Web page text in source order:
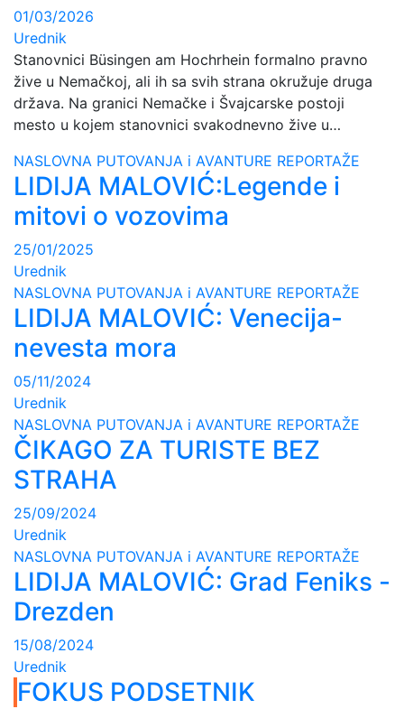
01/03/2026
Urednik
Stanovnici Büsingen am Hochrhein formalno pravno
žive u Nemačkoj, ali ih sa svih strana okružuje druga
država. Na granici Nemačke i Švajcarske postoji
mesto u kojem stanovnici svakodnevno žive u…
NASLOVNA PUTOVANJA i AVANTURE REPORTAŽE
LIDIJA MALOVIĆ:Legende i
mitovi o vozovima
25/01/2025
Urednik
NASLOVNA PUTOVANJA i AVANTURE REPORTAŽE
LIDIJA MALOVIĆ: Venecija-
nevesta mora
05/11/2024
Urednik
NASLOVNA PUTOVANJA i AVANTURE REPORTAŽE
ČIKAGO ZA TURISTE BEZ
STRAHA
25/09/2024
Urednik
NASLOVNA PUTOVANJA i AVANTURE REPORTAŽE
LIDIJA MALOVIĆ: Grad Feniks -
Drezden
15/08/2024
Urednik
FOKUS PODSETNIK